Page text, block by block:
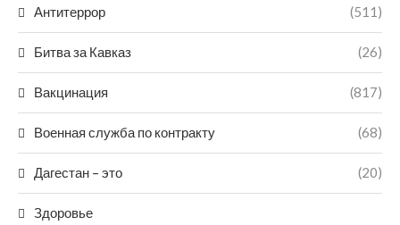
Антитеррор (511)
Битва за Кавказ (26)
Вакцинация (817)
Военная служба по контракту (68)
Дагестан – это (20)
Здоровье